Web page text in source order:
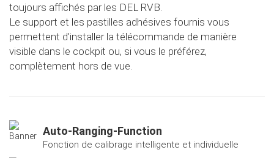
toujours affichés par les DEL RVB.
Le support et les pastilles adhésives fournis vous
permettent d'installer la télécommande de manière
visible dans le cockpit ou, si vous le préférez,
complètement hors de vue.
Auto-Ranging-Function
Fonction de calibrage intelligente et individuelle